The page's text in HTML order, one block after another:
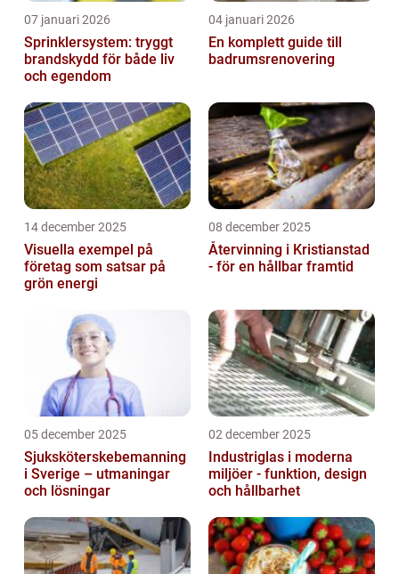
07 januari 2026
Sprinklersystem: tryggt
brandskydd för både liv
och egendom
04 januari 2026
En komplett guide till
badrumsrenovering
14 december 2025
Visuella exempel på
företag som satsar på
grön energi
08 december 2025
Återvinning i Kristianstad
- för en hållbar framtid
05 december 2025
Sjuksköterskebemanning
i Sverige – utmaningar
och lösningar
02 december 2025
Industriglas i moderna
miljöer - funktion, design
och hållbarhet